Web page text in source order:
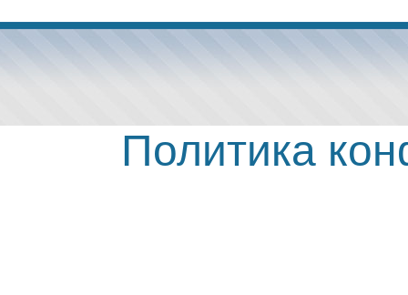
Политика